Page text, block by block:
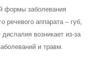
формы заболевания
речевого аппарата – губ,
возникает из-за
и травм.